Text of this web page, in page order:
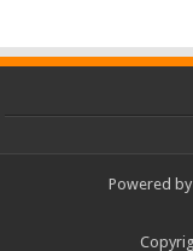
Powered by